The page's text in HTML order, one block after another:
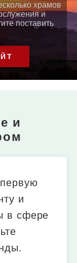
храмов
и
поставить
и
и
в сфере